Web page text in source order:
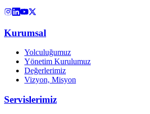
Kurumsal
Yolculuğumuz
Yönetim Kurulumuz
Değerlerimiz
Vizyon, Misyon
Servislerimiz